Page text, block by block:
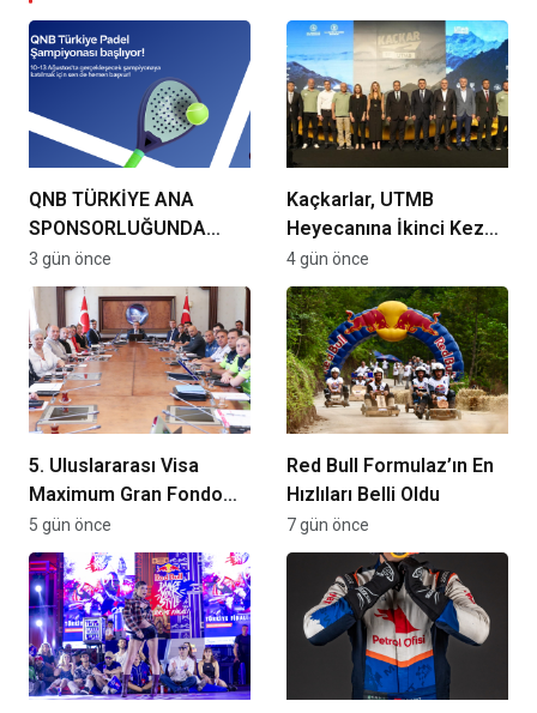
QNB TÜRKİYE ANA
SPONSORLUĞUNDA
TÜRKİYE’NİN İLK PADEL
TÜRKİYE ŞAMPİYONASI
BAŞLIYOR
3 gün önce
Kaçkarlar, UTMB
Heyecanına İkinci Kez
Ev Sahipliği Yapıyor
4 gün önce
5. Uluslararası Visa
Maximum Gran Fondo
Başkent İçin Ankara’da
Koordinasyon Toplantısı
Gerçekleştirildi
5 gün önce
Red Bull Formulaz’ın En
Hızlıları Belli Oldu
7 gün önce